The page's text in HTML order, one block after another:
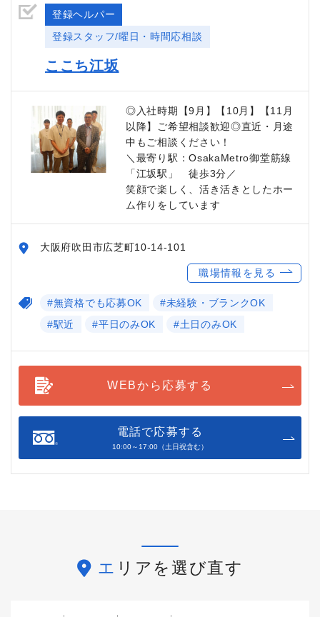
登録ヘルパー
登録スタッフ/曜日・時間応相談
ここち江坂
◎入社時期【9月】【10月】【11月
以降】ご希望相談歓迎◎直近・月途
中もご相談ください！
＼最寄り駅：OsakaMetro御堂筋線
「江坂駅」 徒歩3分／
笑顔で楽しく、活き活きとしたホー
ム作りをしています
大阪府吹田市広芝町10-14-101
職場情報を見る
#無資格でも応募OK
#未経験・ブランクOK
#駅近
#平日のみOK #土日のみOK
WEBから応募する
電話で応募する
10:00～17:00（土日祝含む）
エリアを選び直す